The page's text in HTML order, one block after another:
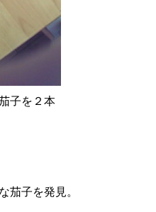
子を２本
茄子を発見。